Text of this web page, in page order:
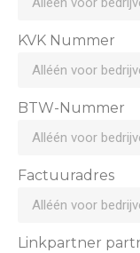
KVK Nummer
BTW-Nummer
Factuuradres
Linkpartner